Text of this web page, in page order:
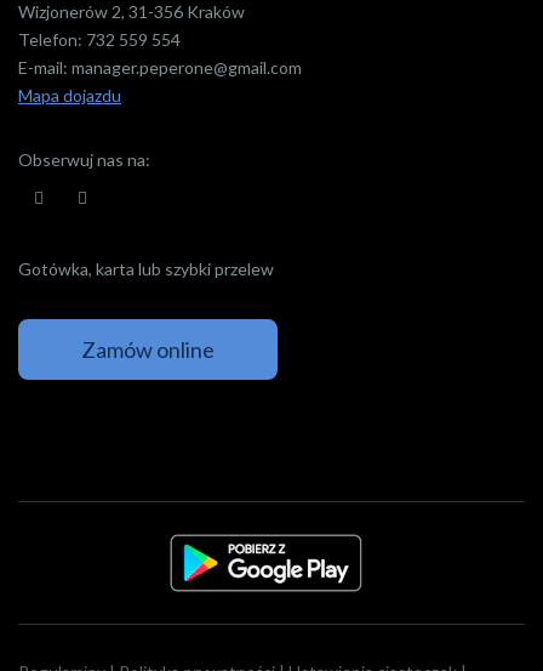
Wizjonerów 2, 31-356 Kraków
Telefon: 732 559 554
E-mail: manager.peperone@gmail.com
Mapa dojazdu
Obserwuj nas na:
Gotówka, karta lub szybki przelew
Zamów online